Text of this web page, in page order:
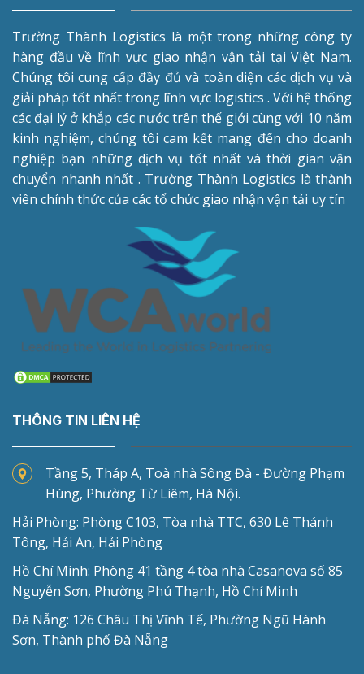
Trường Thành Logistics là một trong những công ty
hàng đầu về lĩnh vực giao nhận vận tải tại Việt Nam.
Chúng tôi cung cấp đầy đủ và toàn diện các dịch vụ và
giải pháp tốt nhất trong lĩnh vực logistics . Với hệ thống
các đại lý ở khắp các nước trên thế giới cùng với 10 năm
kinh nghiệm, chúng tôi cam kết mang đến cho doanh
nghiệp bạn những dịch vụ tốt nhất và thời gian vận
chuyển nhanh nhất . Trường Thành Logistics là thành
viên chính thức của các tổ chức giao nhận vận tải uy tín
THÔNG TIN LIÊN HỆ
Tầng 5, Tháp A, Toà nhà Sông Đà - Đường Phạm
Hùng, Phường Từ Liêm, Hà Nội.
Hải Phòng: Phòng C103, Tòa nhà TTC, 630 Lê Thánh
Tông, Hải An, Hải Phòng
Hồ Chí Minh: Phòng 41 tầng 4 tòa nhà Casanova số 85
Nguyễn Sơn, Phường Phú Thạnh, Hồ Chí Minh
Đà Nẵng: 126 Châu Thị Vĩnh Tế, Phường Ngũ Hành
Sơn, Thành phố Đà Nẵng